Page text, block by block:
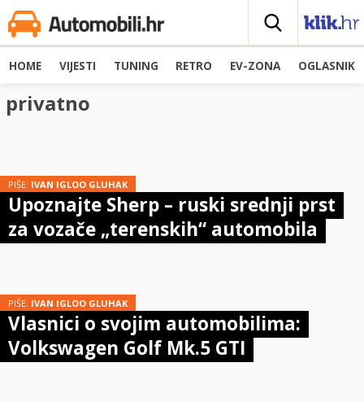
HOME VIJESTI TUNING RETRO EV-ZONA OGLASNIK
privatno
PIŠE: IVAN IGLOO GLUHAK
Upoznajte Sherp – ruski srednji prst
za vozače „terenskih“ automobila
PIŠE: IVAN IGLOO GLUHAK
Vlasnici o svojim automobilima:
Volkswagen Golf Mk.5 GTI